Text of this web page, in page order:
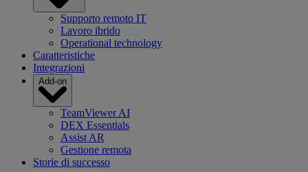
Supporto remoto IT
Lavoro ibrido
Operational technology
Caratteristiche
Integrazioni
Add-on
TeamViewer AI
DEX Essentials
Assist AR
Gestione remota
Storie di successo